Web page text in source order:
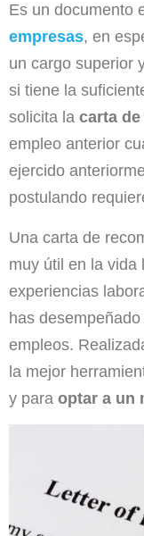
Es un documento
empresas, en
un cargo superior
si tiene la
solicita la carta
empleo anterior
ejercido
postulando
Una carta de
muy útil en la vida
experiencias
has
empleos.
la mejor
y para optar a un